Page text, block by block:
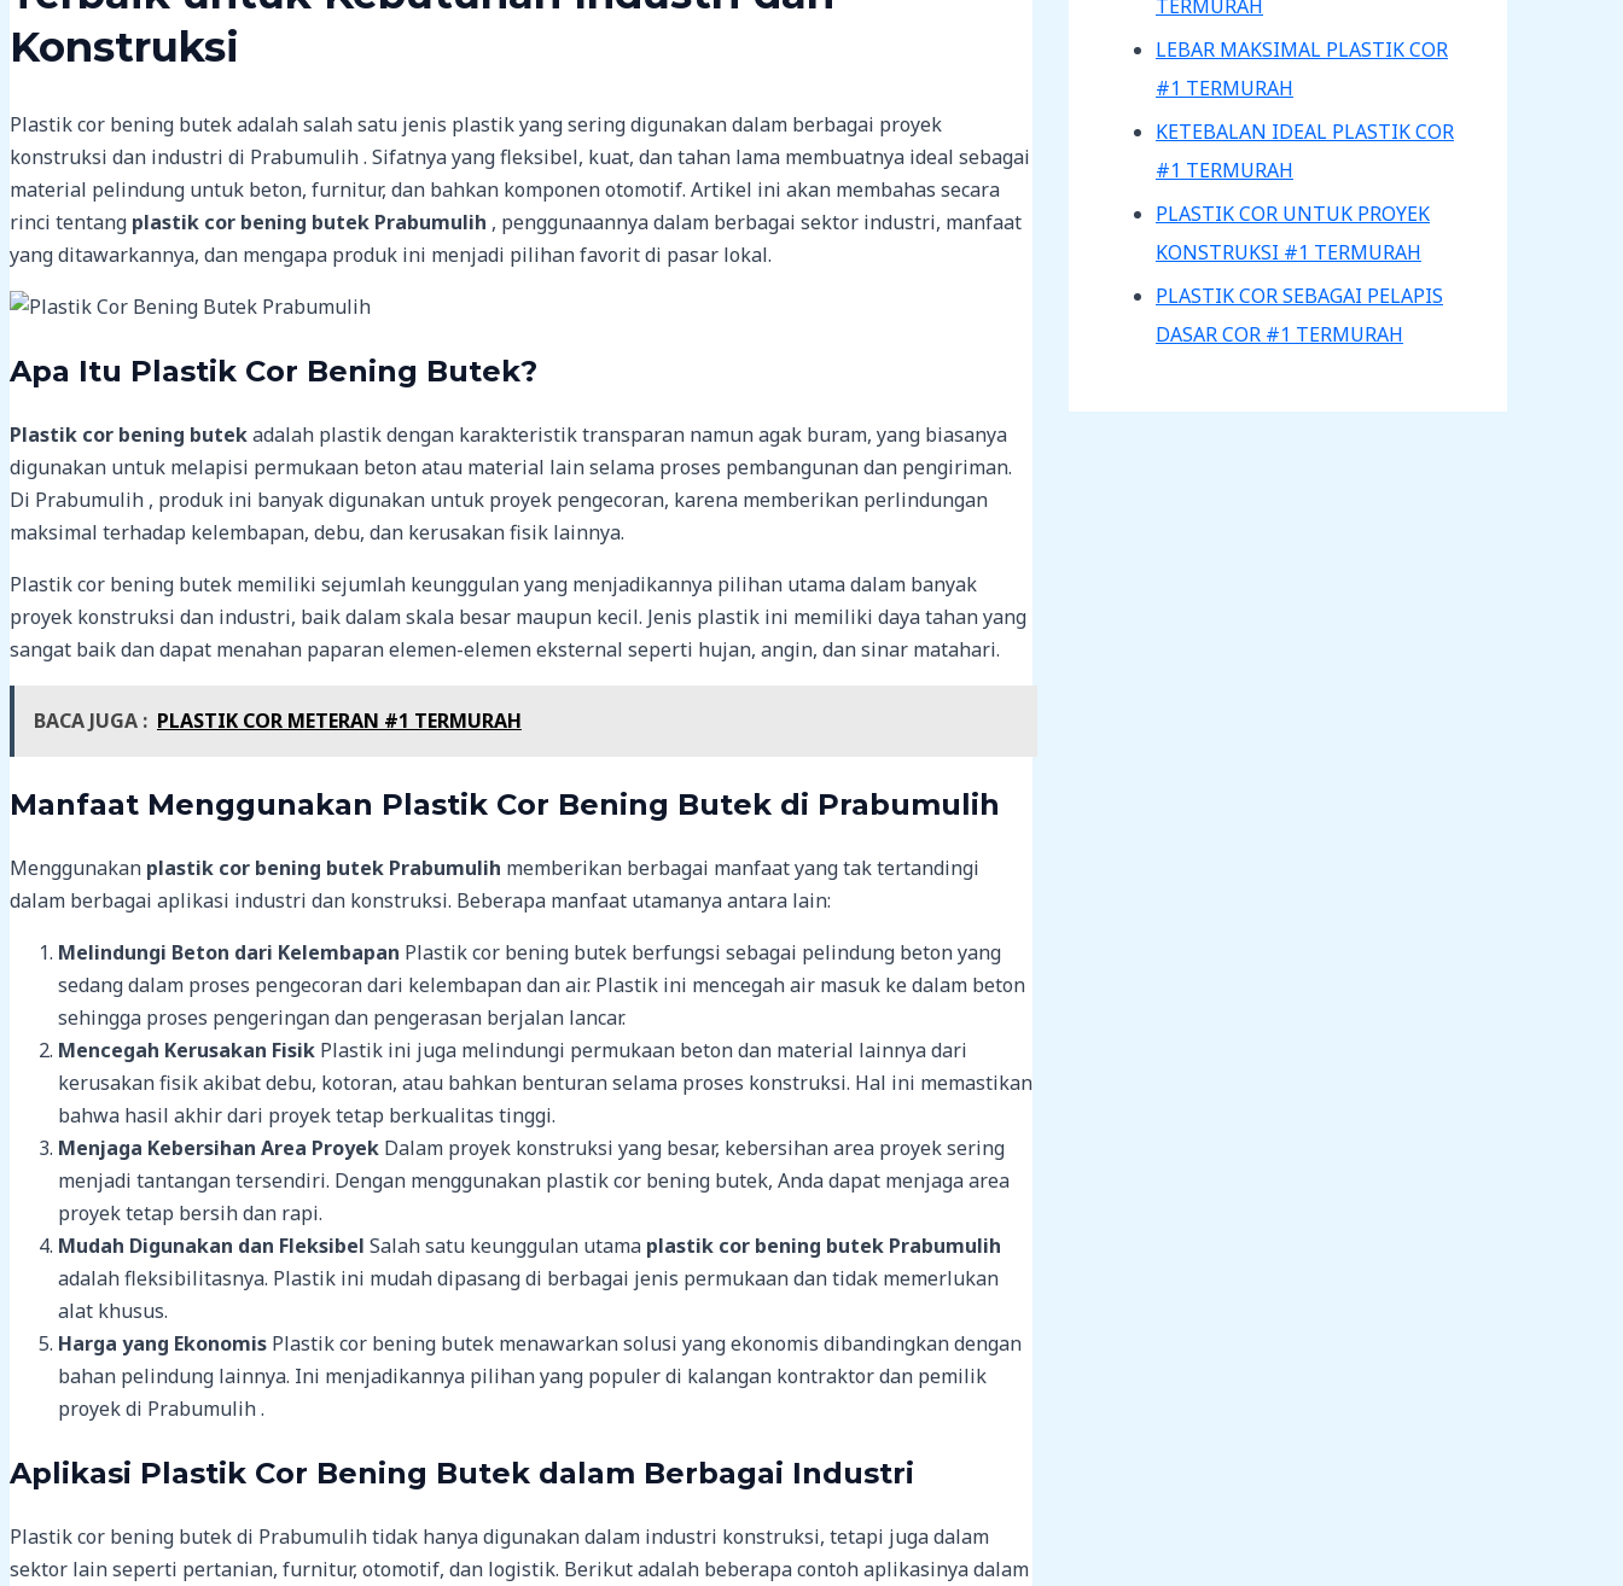
Konstruksi
Plastik cor bening butek adalah salah satu jenis plastik yang sering digunakan dalam berbagai proyek
konstruksi dan industri di Prabumulih . Sifatnya yang fleksibel, kuat, dan tahan lama membuatnya ideal sebagai
material pelindung untuk beton, furnitur, dan bahkan komponen otomotif. Artikel ini akan membahas secara
rinci tentang plastik cor bening butek Prabumulih , penggunaannya dalam berbagai sektor industri, manfaat
yang ditawarkannya, dan mengapa produk ini menjadi pilihan favorit di pasar lokal.
Apa Itu Plastik Cor Bening Butek?
Plastik cor bening butekadalah plastik dengan karakteristik transparan namun agak buram, yang biasanya
digunakan untuk melapisi permukaan beton atau material lain selama proses pembangunan dan pengiriman.
Di Prabumulih , produk ini banyak digunakan untuk proyek pengecoran, karena memberikan perlindungan
maksimal terhadap kelembapan, debu, dan kerusakan fisik lainnya.
Plastik cor bening butek memiliki sejumlah keunggulan yang menjadikannya pilihan utama dalam banyak
proyek konstruksi dan industri, baik dalam skala besar maupun kecil. Jenis plastik ini memiliki daya tahan yang
sangat baik dan dapat menahan paparan elemen-elemen eksternal seperti hujan, angin, dan sinar matahari.
BACA JUGA : PLASTIK COR METERAN #1 TERMURAH
Manfaat Menggunakan Plastik Cor Bening Butek di Prabumulih
Menggunakan plastik cor bening butek Prabumulih memberikan berbagai manfaat yang tak tertandingi
dalam berbagai aplikasi industri dan konstruksi. Beberapa manfaat utamanya antara lain:
Melindungi Beton dari Kelembapan Plastik cor bening butek berfungsi sebagai pelindung beton yang
sedang dalam proses pengecoran dari kelembapan dan air. Plastik ini mencegah air masuk ke dalam beton
sehingga proses pengeringan dan pengerasan berjalan lancar.
Mencegah Kerusakan Fisik Plastik ini juga melindungi permukaan beton dan material lainnya dari
kerusakan fisik akibat debu, kotoran, atau bahkan benturan selama proses konstruksi. Hal ini memastikan
bahwa hasil akhir dari proyek tetap berkualitas tinggi.
Menjaga Kebersihan Area Proyek Dalam proyek konstruksi yang besar, kebersihan area proyek sering
menjadi tantangan tersendiri. Dengan menggunakan plastik cor bening butek, Anda dapat menjaga area
proyek tetap bersih dan rapi.
Mudah Digunakan dan Fleksibel Salah satu keunggulan utama plastik cor bening butek Prabumulih
adalah fleksibilitasnya. Plastik ini mudah dipasang di berbagai jenis permukaan dan tidak memerlukan
alat khusus.
Harga yang Ekonomis Plastik cor bening butek menawarkan solusi yang ekonomis dibandingkan dengan
bahan pelindung lainnya. Ini menjadikannya pilihan yang populer di kalangan kontraktor dan pemilik
proyek di Prabumulih .
Aplikasi Plastik Cor Bening Butek dalam Berbagai Industri
Plastik cor bening butek di Prabumulih tidak hanya digunakan dalam industri konstruksi, tetapi juga dalam
sektor lain seperti pertanian, furnitur, otomotif, dan logistik. Berikut adalah beberapa contoh aplikasinya dalam
TERMURAH
LEBAR MAKSIMAL PLASTIK COR
#1 TERMURAH
KETEBALAN IDEAL PLASTIK COR
#1 TERMURAH
PLASTIK COR UNTUK PROYEK
KONSTRUKSI #1 TERMURAH
PLASTIK COR SEBAGAI PELAPIS
DASAR COR #1 TERMURAH